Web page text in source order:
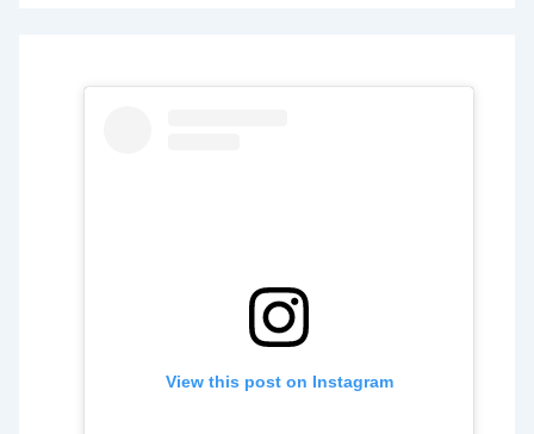
View this post on Instagram